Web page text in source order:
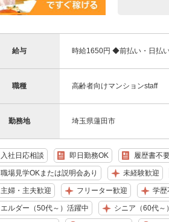
給与 時給1650円 ◆前払い・日払
職種 高齢者向けマンションstaff
勤務地 埼玉県蓮田市
入社日応相談 即日勤務OK 履歴書不
職場見学OKまたは説明会あり 未経験歓迎
主婦・主夫歓迎 フリーター歓迎 学歴
エルダー（50代～）活躍中 シニア（60代～